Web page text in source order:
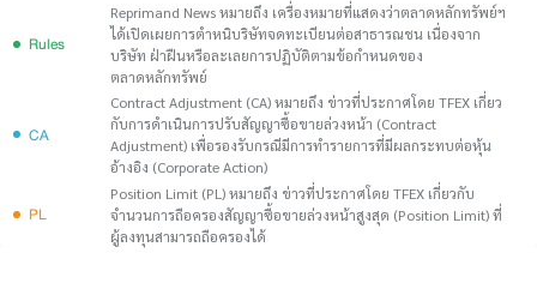
Rules
Reprimand News หมายถึง เครื่องหมายที่แสดงว่าตลาดหลักทรัพย์ฯ
ได้เปิดเผยการตำหนิบริษัทจดทะเบียนต่อสาธารณชน เนื่องจาก
บริษัท ฝ่าฝืนหรือละเลยการปฏิบัติตามข้อกำหนดของ
ตลาดหลักทรัพย์
CA
Contract Adjustment (CA) หมายถึง ข่าวที่ประกาศโดย TFEX เกี่ยว
กับการดำเนินการปรับสัญญาซื้อขายล่วงหน้า (Contract
Adjustment) เพื่อรองรับกรณีมีการทำรายการที่มีผลกระทบต่อหุ้น
อ้างอิง (Corporate Action)
PL
Position Limit (PL) หมายถึง ข่าวที่ประกาศโดย TFEX เกี่ยวกับ
จำนวนการถือครองสัญญาซื้อขายล่วงหน้าสูงสุด (Position Limit) ที่
ผู้ลงทุนสามารถถือครองได้